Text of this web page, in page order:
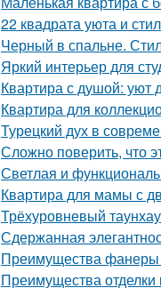
22 квадрата уюта и
Черный в спальне.
Яркий интерьер для
Квартира с душой: уют
Квартира для
Турецкий дух в
Сложно поверить, что
Светлая и
Квартира для мамы с
Трёхуровневый
Сдержанная
Преимущества фанеры
Преимущества